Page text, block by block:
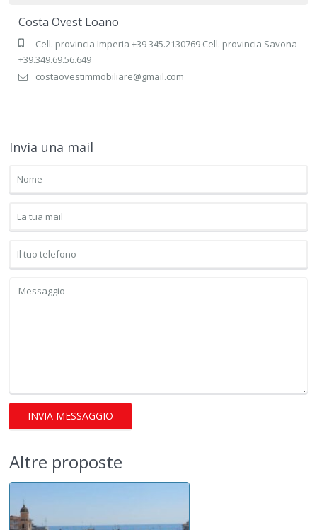
Costa Ovest Loano
Cell. provincia Imperia +39 345.2130769 Cell. provincia Savona
+39.349.69.56.649
costaovestimmobiliare@gmail.com
Invia una mail
Altre proposte